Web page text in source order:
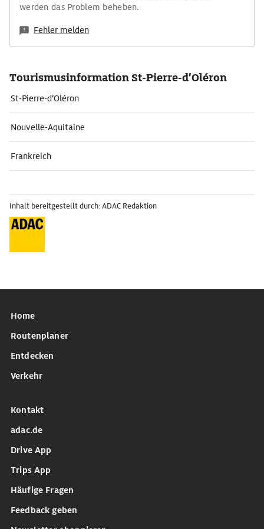
werden das Problem beheben.
Fehler melden
Tourismusinformation St-Pierre-d’Oléron
St-Pierre-d’Oléron
Nouvelle-Aquitaine
Frankreich
Inhalt bereitgestellt durch: ADAC Redaktion
Home
Routenplaner
Entdecken
Verkehr
Kontakt
adac.de
Drive App
Trips App
Häufige Fragen
Feedback geben